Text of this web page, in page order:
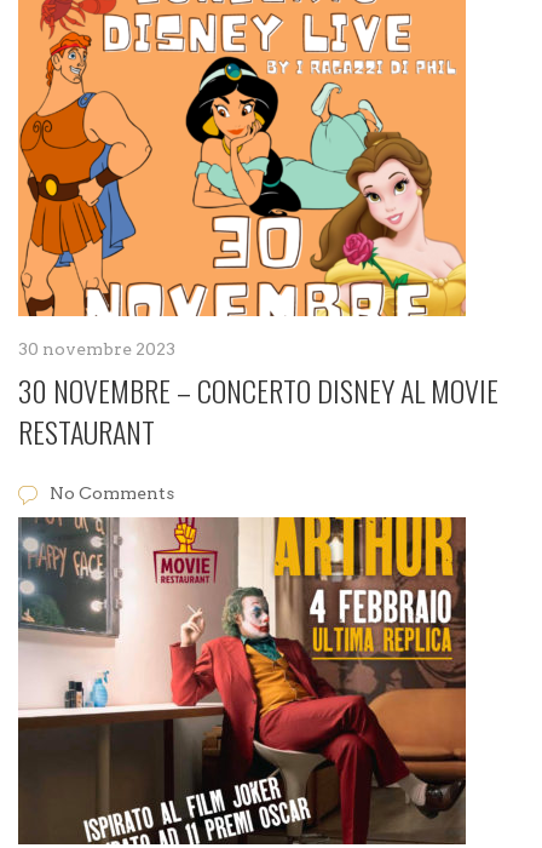
30 novembre 2023
30 NOVEMBRE – CONCERTO DISNEY AL MOVIE
RESTAURANT
No Comments